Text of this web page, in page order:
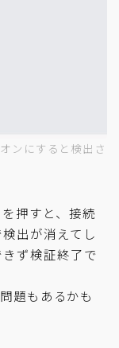
ンにすると検出さ
押すと、接続
出が消えてし
ず検証終了で
題もあるかも